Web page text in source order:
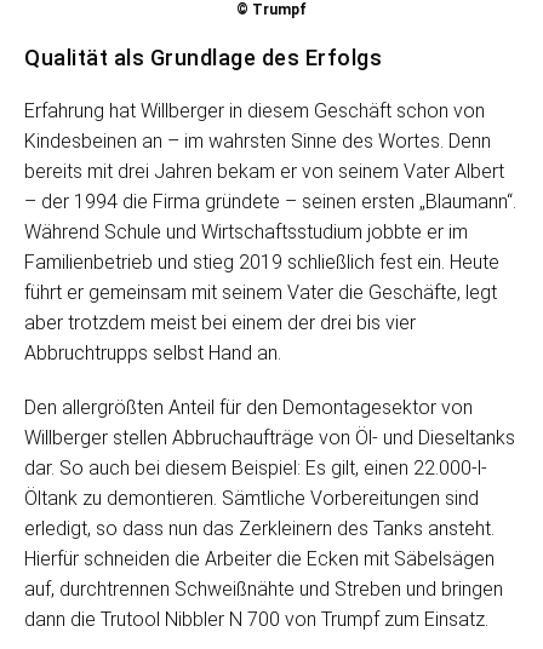
© Trumpf
Qualität als Grundlage des Erfolgs
Erfahrung hat Willberger in diesem Geschäft schon von
Kindesbeinen an – im wahrsten Sinne des Wortes. Denn
bereits mit drei Jahren bekam er von seinem Vater Albert
– der 1994 die Firma gründete – seinen ersten „Blaumann“.
Während Schule und Wirtschaftsstudium jobbte er im
Familienbetrieb und stieg 2019 schließlich fest ein. Heute
führt er gemeinsam mit seinem Vater die Geschäfte, legt
aber trotzdem meist bei einem der drei bis vier
Abbruchtrupps selbst Hand an.
Den allergrößten Anteil für den Demontagesektor von
Willberger stellen Abbruchaufträge von Öl- und Dieseltanks
dar. So auch bei diesem Beispiel: Es gilt, einen 22.000-l-
Öltank zu demontieren. Sämtliche Vorbereitungen sind
erledigt, so dass nun das Zerkleinern des Tanks ansteht.
Hierfür schneiden die Arbeiter die Ecken mit Säbelsägen
auf, durchtrennen Schweißnähte und Streben und bringen
dann die Trutool Nibbler N 700 von Trumpf zum Einsatz.